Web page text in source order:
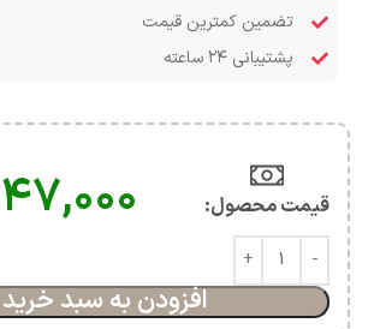
تضمین کمترین قیمت
پشتیبانی ۲۴ ساعته
قیمت محصول:​ ۴۷,۰۰۰
افزودن به سبد خرید